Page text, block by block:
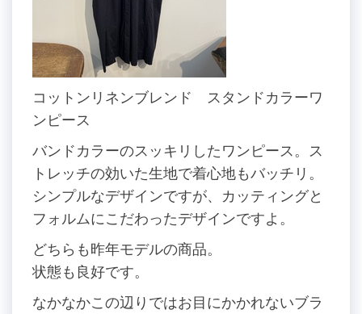
コットンリネンブレンド スタンドカラーワ
ンピース
バンドカラーのスッキリしたワンピース。ス
トレッチの効いた生地で着心地もバッチリ。
シンプルなデザインですが、カッティングと
フォルムにこだわったデザインですよ。
どちらも昨年モデルの商品。
状態も良好です。
なかなかこの辺りではお目にかかれないブラ